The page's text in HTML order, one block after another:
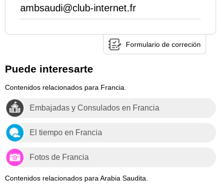
ambsaudi@club-internet.fr
Formulario de correción
Puede interesarte
Contenidos relacionados para Francia.
Embajadas y Consulados en Francia
El tiempo en Francia
Fotos de Francia
Contenidos relacionados para Arabia Saudita.